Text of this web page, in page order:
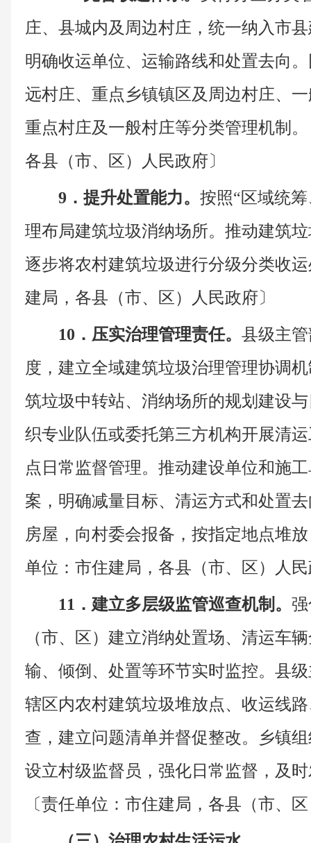
庄、县城内及周边村庄，统一纳入市
明确收运单位、运输路线和处置去向
远村庄、重点乡镇镇区及周边村庄、
重点村庄及一般村庄等分类管理机制
各县（市、区）人民政府〕
9．提升处置能力。 按照“区域统
理布局建筑垃圾消纳场所。推动建筑
逐步将农村建筑垃圾进行分级分类收
建局，各县（市、区）人民政府〕
10．压实治理管理责任。 县级主
度，建立全域建筑垃圾治理管理协调
筑垃圾中转站、消纳场所的规划建设
织专业队伍或委托第三方机构开展清
点日常监督管理。推动建设单位和施
案，明确减量目标、清运方式和处置
房屋，向村委会报备，按指定地点堆
单位：市住建局，各县（市、区）人
11．建立多层级监管巡查机制。
（市、区）建立消纳处置场、清运车
输、倾倒、处置等环节实时监控。县
辖区内农村建筑垃圾堆放点、收运线
查，建立问题清单并督促整改。乡镇
设立村级监督员，强化日常监督，及
〔责任单位：市住建局，各县（市、